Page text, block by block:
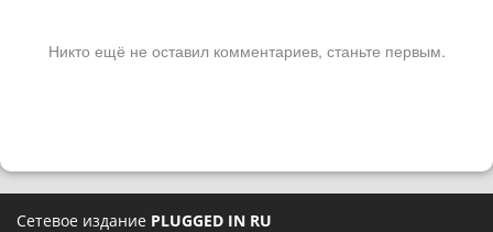
Никто ещё не оставил комментариев, станьте первым.
Сетевое издание PLUGGED IN RU